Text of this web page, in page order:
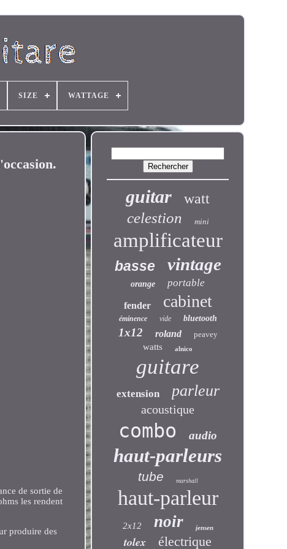
SIZE WATTAGE
de sortie de
les rendent
produire des
guitar watt
celestion mini
amplificateur
basse vintage
orange portable
fender cabinet
éminence vide bluetooth
1x12 roland peavey
watts alnico
guitare
extension parleur
acoustique
combo audio
haut-parleurs
tube marshall
haut-parleur
2x12 noir jensen
tolex électrique